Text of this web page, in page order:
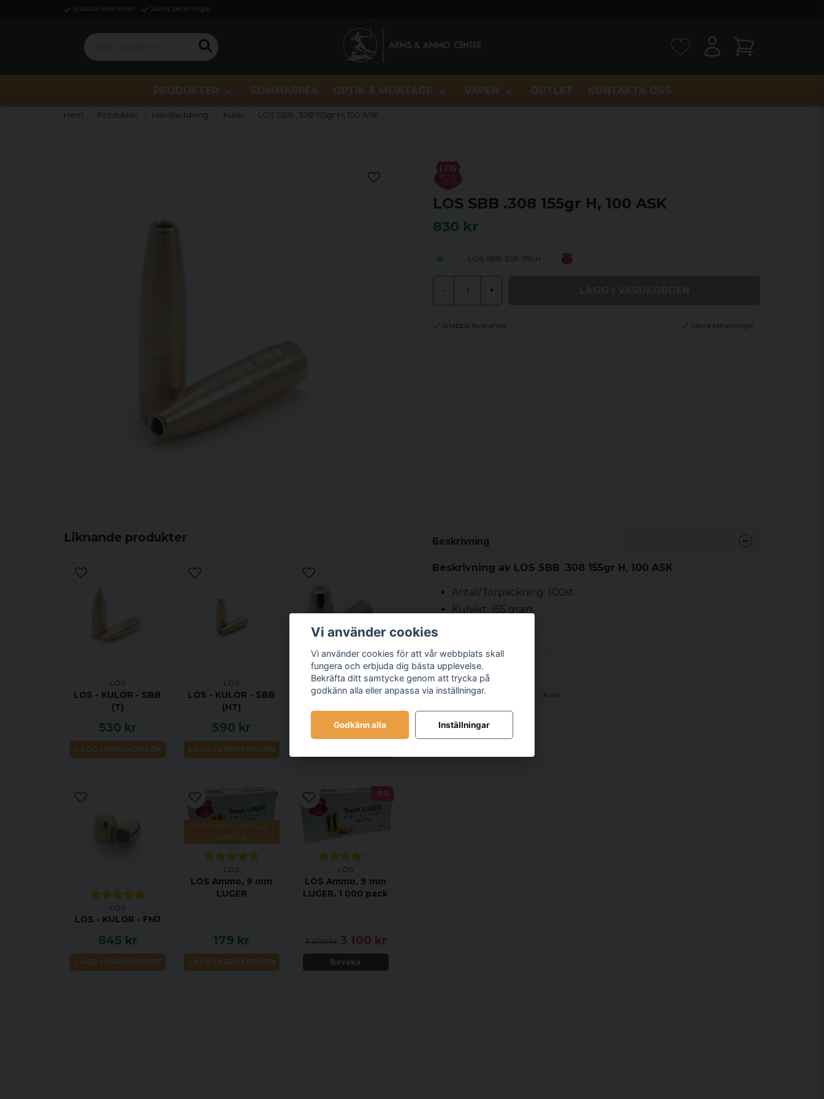
Snabba leveranser Säkra betalningar
Sök i butiken ...
PRODUKTER SOMMARREA OPTIK & MONTAGE VAPEN OUTLET KONTAKTA OSS
Hem Produkter Handladdning Kulor LOS SBB .308 155gr H, 100 ASK
LOS SBB .308 155gr H, 100 ASK
830 kr
LOS-SBB-308-155-H
- +
Snabba leveranser Säkra betalningar
Liknande produkter
LOS
LOS - KULOR - SBB
(T)
530 kr
LÄGG I VARUKORGEN
LOS
LOS - KULOR - SBB
(HT)
590 kr
LÄGG I VARUKORGEN
LOS
LOS - KULOR - CPB
750 kr
LOS
LOS - KULOR - FMJ
845 kr
LÄGG I VARUKORGEN
KÖP MER - BETALA
MINDRE
LOS
LOS Ammo, 9 mm
LUGER
179 kr
LÄGG I VARUKORGEN
LOS
LOS Ammo, 9 mm
LUGER, 1 000 pack
3 400 kr 3 100 kr
Bevaka
-9%
Beskrivning
Beskrivning av LOS SBB .308 155gr H, 100 ASK
Antal/ förpackning: 100st
Kulvikt: 155 grain
Relaterade kategorier
Produkter Handladdning Kulor
Vi använder cookies
Vi använder cookies för att vår webbplats skall
fungera och erbjuda dig bästa upplevelse.
Bekräfta ditt samtycke genom att trycka på
godkänn alla eller anpassa via inställningar.
Godkänn alla Inställningar